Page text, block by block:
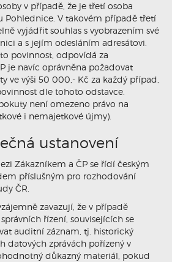
v případě, že je třetí osoba
Pohlednice. V takovém případě třetí
vyjádřit souhlas s vyobrazením své
a s jejím odesláním adresátovi.
povinnost, odpovídá za
je navíc oprávněna požadovat
ve výši 50 000,- Kč za každý případ,
dle tohoto odstavce.
není omezeno právo na
i nemajetkové újmy).
ustanovení
Zákazníkem a ČP se řídí českým
příslušným pro rozhodování
ČR.
zavazují, že v případě
řízení, souvisejících se
auditní záznam, tj. historický
datových zprávách pořízený v
důkazný materiál, pokud